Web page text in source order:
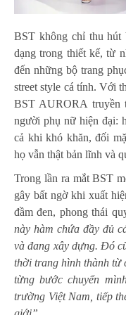
BST không chỉ thu hút
dạng trong thiết kế, từ
đến những bộ trang
street style cá tính. Với
BST AURORA truyền
người phụ nữ hiện đại:
cả khi khó khăn, đối
họ vẫn thật bản lĩnh và
Trong lần ra mắt BST
gây bất ngờ khi xuất
đầm đen, phong thái
này hàm chứa đầy đủ
và đang xây dựng. Đó
thời trang hình thành từ
từng bước chuyển
trường Việt Nam, tiếp